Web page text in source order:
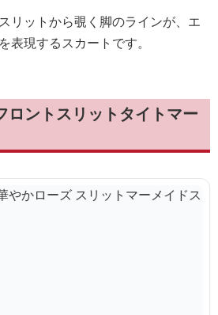
リットから覗く脚のラインが、エ
表現するスカートです。
ロントスリットタイトマー